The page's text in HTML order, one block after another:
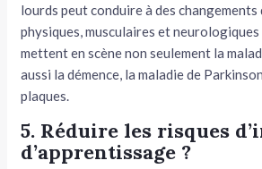
lourds peut conduire à des
physiques, musculaires et neurologiques
mettent en scène non seulement la
aussi la démence, la maladie de
plaques.
5. Réduire les risques
d’apprentissage ?